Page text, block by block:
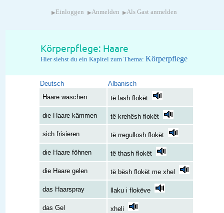
▸ Einloggen ▸Anmelden ▸Als Gast anmelden
Körperpflege: Haare
Hier siehst du ein Kapitel zum Thema: Körperpflege
Deutsch
Albanisch
Haare waschen
të lash flokët
die Haare kämmen të krehësh flokët
sich frisieren të rregullosh flokët
die Haare föhnen të thash flokët
die Haare gelen të bësh flokët me xhel
das Haarspray llaku i flokëve
das Gel xheli